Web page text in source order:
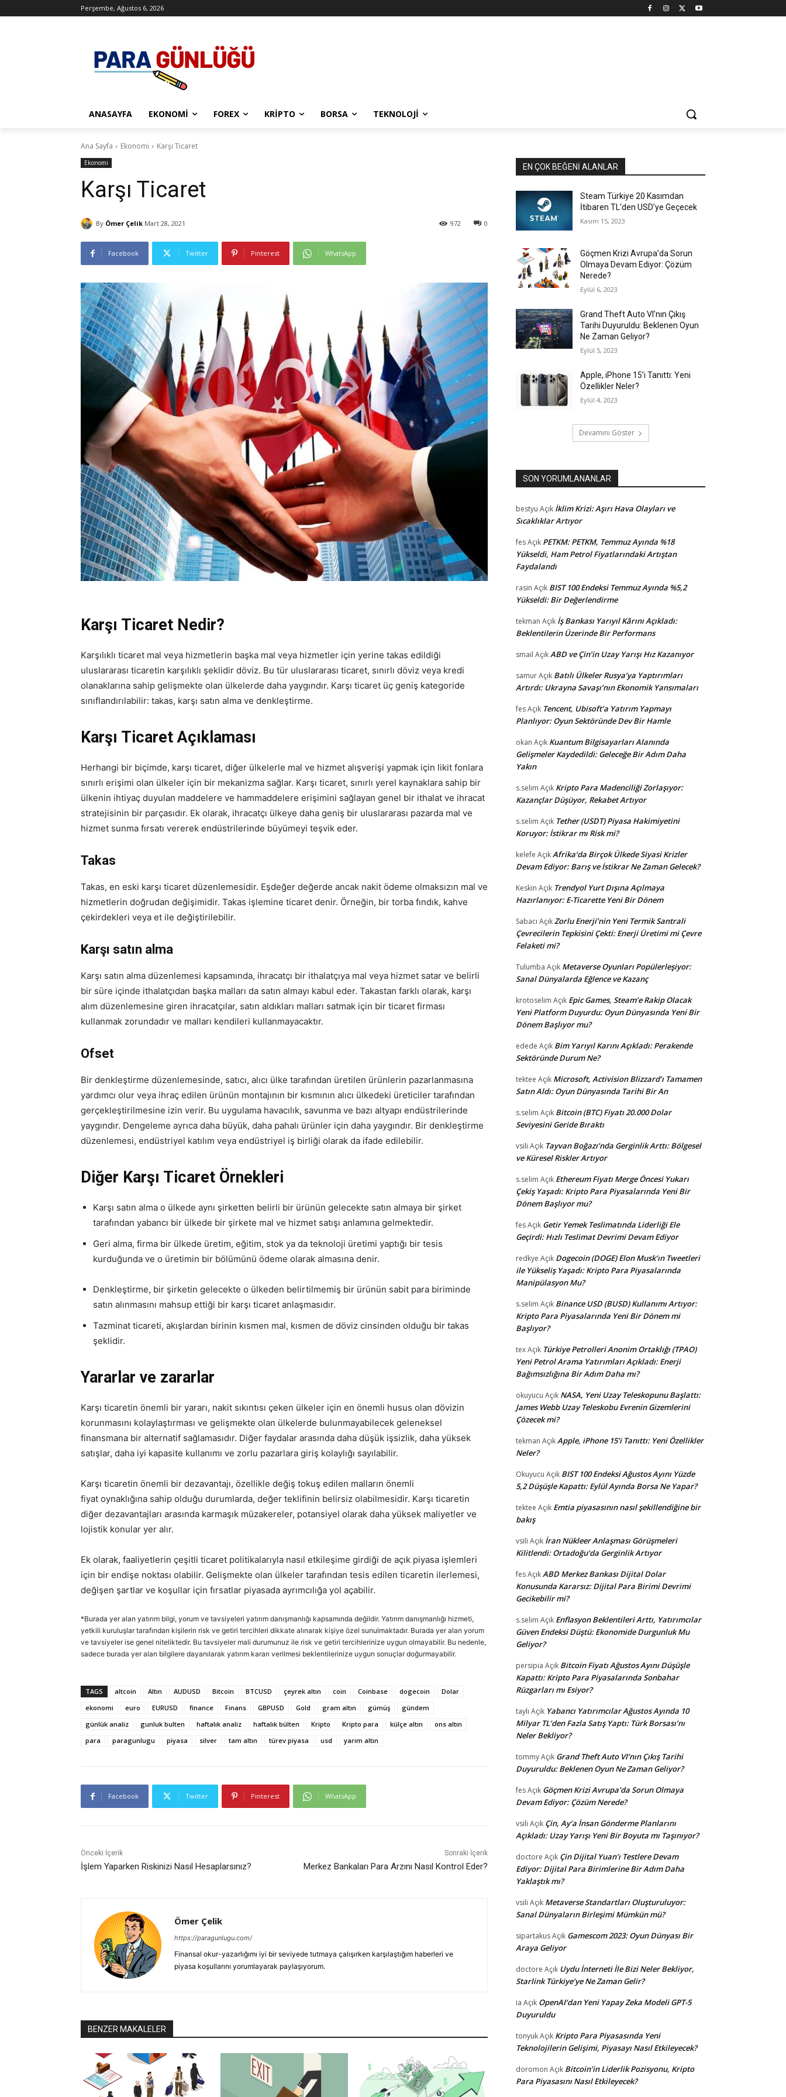
Perşembe, Ağustos 6, 2026
ANASAYFA EKONOMI FOREX KRIPTO BORSA TEKNOLOJI
Ana Sayfa Ekonomi Karşı Ticaret
Ekonomi
Karşı Ticaret
By Ömer Çelik Mart 28, 2021 0
972
Facebook Twitter Pinterest WhatsApp
Karşı Ticaret Nedir?
Karşılıklı ticaret mal veya hizmetlerin başka mal veya hizmetler için yerine takas edildiği
uluslararası ticaretin karşılıklı şeklidir döviz. Bu tür uluslararası ticaret, sınırlı döviz veya kredi
olanaklarına sahip gelişmekte olan ülkelerde daha yaygındır. Karşı ticaret üç geniş kategoride
sınıflandırılabilir: takas, karşı satın alma ve denkleştirme.
Karşı Ticaret Açıklaması
Herhangi bir biçimde, karşı ticaret, diğer ülkelerle mal ve hizmet alışverişi yapmak için likit fonlara
sınırlı erişimi olan ülkeler için bir mekanizma sağlar. Karşı ticaret, sınırlı yerel kaynaklara sahip bir
ülkenin ihtiyaç duyulan maddelere ve hammaddelere erişimini sağlayan genel bir ithalat ve ihracat
stratejisinin bir parçasıdır. Ek olarak, ihracatçı ülkeye daha geniş bir uluslararası pazarda mal ve
hizmet sunma fırsatı vererek endüstrilerinde büyümeyi teşvik eder.
Takas
Takas, en eski karşı ticaret düzenlemesidir. Eşdeğer değerde ancak nakit ödeme olmaksızın mal ve
hizmetlerin doğrudan değişimidir. Takas işlemine ticaret denir. Örneğin, bir torba fındık, kahve
çekirdekleri veya et ile değiştirilebilir.
Karşı satın alma
Karşı satın alma düzenlemesi kapsamında, ihracatçı bir ithalatçıya mal veya hizmet satar ve belirli
bir süre içinde ithalatçıdan başka malları da satın almayı kabul eder. Takastan farklı olarak, karşı
alım düzenlemesine giren ihracatçılar, satın aldıkları malları satmak için bir ticaret firması
kullanmak zorundadır ve malları kendileri kullanmayacaktır.
Ofset
Bir denkleştirme düzenlemesinde, satıcı, alıcı ülke tarafından üretilen ürünlerin pazarlanmasına
yardımcı olur veya ihraç edilen ürünün montajının bir kısmının alıcı ülkedeki üreticiler tarafından
gerçekleştirilmesine izin verir. Bu uygulama havacılık, savunma ve bazı altyapı endüstrilerinde
yaygındır. Dengeleme ayrıca daha büyük, daha pahalı ürünler için daha yaygındır. Bir denkleştirme
düzenlemesi, endüstriyel katılım veya endüstriyel iş birliği olarak da ifade edilebilir.
Diğer Karşı Ticaret Örnekleri
Karşı satın alma o ülkede aynı şirketten belirli bir ürünün gelecekte satın almaya bir şirket
tarafından yabancı bir ülkede bir şirkete mal ve hizmet satışı anlamına gelmektedir.
Geri alma, firma bir ülkede üretim, eğitim, stok ya da teknoloji üretimi yaptığı bir tesis
kurduğunda ve o üretimin bir bölümünü ödeme olarak almasına denir.
Denkleştirme, bir şirketin gelecekte o ülkeden belirtilmemiş bir ürünün sabit para biriminde
satın alınmasını mahsup ettiği bir karşı ticaret anlaşmasıdır.
Tazminat ticareti, akışlardan birinin kısmen mal, kısmen de döviz cinsinden olduğu bir takas
şeklidir.
Yararlar ve zararlar
Karşı ticaretin önemli bir yararı, nakit sıkıntısı çeken ülkeler için en önemli husus olan dövizin
korunmasını kolaylaştırması ve gelişmekte olan ülkelerde bulunmayabilecek geleneksel
finansmana bir alternatif sağlamasıdır. Diğer faydalar arasında daha düşük işsizlik, daha yüksek
satışlar, daha iyi kapasite kullanımı ve zorlu pazarlara giriş kolaylığı sayılabilir.
Karşı ticaretin önemli bir dezavantajı, özellikle değiş tokuş edilen malların önemli
fiyat oynaklığına sahip olduğu durumlarda, değer teklifinin belirsiz olabilmesidir. Karşı ticaretin
diğer dezavantajları arasında karmaşık müzakereler, potansiyel olarak daha yüksek maliyetler ve
lojistik konular yer alır.
Ek olarak, faaliyetlerin çeşitli ticaret politikalarıyla nasıl etkileşime girdiği de açık piyasa işlemleri
için bir endişe noktası olabilir. Gelişmekte olan ülkeler tarafından tesis edilen ticaretin ilerlemesi,
değişen şartlar ve koşullar için fırsatlar piyasada ayrımcılığa yol açabilir.
*Burada yer alan yatırım bilgi, yorum ve tavsiyeleri yatırım danışmanlığı kapsamında değildir. Yatırım danışmanlığı hizmeti,
yetkili kuruluşlar tarafından kişilerin risk ve getiri tercihleri dikkate alınarak kişiye özel sunulmaktadır. Burada yer alan yorum
ve tavsiyeler ise genel niteliktedir. Bu tavsiyeler mali durumunuz ile risk ve getiri tercihlerinize uygun olmayabilir. Bu nedenle,
sadece burada yer alan bilgilere dayanılarak yatırım kararı verilmesi beklentilerinize uygun sonuçlar doğurmayabilir.
TAGS altcoin Altın AUDUSD Bitcoin BTCUSD çeyrek altın coin Coinbase dogecoin
Dolar
ekonomi
euro EURUSD finance Finans GBPUSD Gold gram altın gümüş
gündem
günlük analiz
gunluk bulten haftalık analiz haftalık bülten Kripto Kripto para külçe altın
ons altın
para
paragunlugu piyasa silver tam altın türev piyasa usd yarım altın
Facebook Twitter Pinterest WhatsApp
Önceki İçerik
İşlem Yaparken Riskinizi Nasıl Hesaplarsınız?
Sonraki İçerik
Merkez Bankaları Para Arzını Nasıl Kontrol Eder?
Ömer Çelik
https://paragunlugu.com/
Finansal okur-yazarlığımı iyi bir seviyede tutmaya çalışırken karşılaştığım haberleri ve
piyasa koşullarını yorumlayarak paylaşıyorum.
BENZER MAKALELER
EN ÇOK BEĞENI ALANLAR
Steam Türkiye 20 Kasımdan
İtibaren TL’den USD’ye Geçecek
Kasım 15, 2023
Göçmen Krizi Avrupa’da Sorun
Olmaya Devam Ediyor: Çözüm
Nerede?
Eylül 6, 2023
Grand Theft Auto VI’nın Çıkış
Tarihi Duyuruldu: Beklenen Oyun
Ne Zaman Geliyor?
Eylül 5, 2023
Apple, iPhone 15’i Tanıttı: Yeni
Özellikler Neler?
Eylül 4, 2023
Devamını Göster
SON YORUMLANANLAR
bestyu Açık İklim Krizi: Aşırı Hava Olayları ve
Sıcaklıklar Artıyor
fesAçık PETKM: PETKM, Temmuz Ayında %18
Yükseldi, Ham Petrol Fiyatlarındaki Artıştan
Faydalandı
rasin Açık BIST 100 Endeksi Temmuz Ayında %5,2
Yükseldi: Bir Değerlendirme
tekman Açık İş Bankası Yarıyıl Kârını Açıkladı:
Beklentilerin Üzerinde Bir Performans
smail AçıkABD ve Çin’in Uzay Yarışı Hız Kazanıyor
samurAçık Batılı Ülkeler Rusya’ya Yaptırımları
Artırdı: Ukrayna Savaşı’nın Ekonomik Yansımaları
fesAçık Tencent, Ubisoft’a Yatırım Yapmayı
Planlıyor: Oyun Sektöründe Dev Bir Hamle
okan Açık Kuantum Bilgisayarları Alanında
Gelişmeler Kaydedildi: Geleceğe Bir Adım Daha
Yakın
s.selim Açık Kripto Para Madenciliği Zorlaşıyor:
Kazançlar Düşüyor, Rekabet Artıyor
s.selim Açık Tether (USDT) Piyasa Hakimiyetini
Koruyor: İstikrar mı Risk mi?
kelefe AçıkAfrika’da Birçok Ülkede Siyasi Krizler
Devam Ediyor: Barış ve İstikrar Ne Zaman Gelecek?
Keskin Açık Trendyol Yurt Dışına Açılmaya
Hazırlanıyor: E-Ticarette Yeni Bir Dönem
Sabacı AçıkZorlu Enerji’nin Yeni Termik Santrali
Çevrecilerin Tepkisini Çekti: Enerji Üretimi mi Çevre
Felaketi mi?
Tulumba Açık Metaverse Oyunları Popülerleşiyor:
Sanal Dünyalarda Eğlence ve Kazanç
krotoselim Açık Epic Games, Steam’e Rakip Olacak
Yeni Platform Duyurdu: Oyun Dünyasında Yeni Bir
Dönem Başlıyor mu?
edede Açık Bim Yarıyıl Karını Açıkladı: Perakende
Sektöründe Durum Ne?
tektee Açık Microsoft, Activision Blizzard’ı Tamamen
Satın Aldı: Oyun Dünyasında Tarihi Bir An
s.selim Açık Bitcoin (BTC) Fiyatı 20.000 Dolar
Seviyesini Geride Bıraktı
vsili Açık Tayvan Boğazı’nda Gerginlik Arttı: Bölgesel
ve Küresel Riskler Artıyor
s.selim Açık Ethereum Fiyatı Merge Öncesi Yukarı
Çekiş Yaşadı: Kripto Para Piyasalarında Yeni Bir
Dönem Başlıyor mu?
fesAçık Getir Yemek Teslimatında Liderliği Ele
Geçirdi: Hızlı Teslimat Devrimi Devam Ediyor
redkye Açık Dogecoin (DOGE) Elon Musk’ın Tweetleri
ile Yükseliş Yaşadı: Kripto Para Piyasalarında
Manipülasyon Mu?
s.selim Açık Binance USD (BUSD) Kullanımı Artıyor:
Kripto Para Piyasalarında Yeni Bir Dönem mi
Başlıyor?
texAçık Türkiye Petrolleri Anonim Ortaklığı (TPAO)
Yeni Petrol Arama Yatırımları Açıkladı: Enerji
Bağımsızlığına Bir Adım Daha mı?
okuyucu Açık NASA, Yeni Uzay Teleskopunu Başlattı:
James Webb Uzay Teleskobu Evrenin Gizemlerini
Çözecek mi?
tekman AçıkApple, iPhone 15’i Tanıttı: Yeni Özellikler
Neler?
Okuyucu Açık BIST 100 Endeksi Ağustos Ayını Yüzde
5,2 Düşüşle Kapattı: Eylül Ayında Borsa Ne Yapar?
tektee Açık Emtia piyasasının nasıl şekillendiğine bir
bakış
vsili Açık İran Nükleer Anlaşması Görüşmeleri
Kilitlendi: Ortadoğu’da Gerginlik Artıyor
fesAçıkABD Merkez Bankası Dijital Dolar
Konusunda Kararsız: Dijital Para Birimi Devrimi
Gecikebilir mi?
s.selim Açık Enflasyon Beklentileri Arttı, Yatırımcılar
Güven Endeksi Düştü: Ekonomide Durgunluk Mu
Geliyor?
persipia Açık Bitcoin Fiyatı Ağustos Ayını Düşüşle
Kapattı: Kripto Para Piyasalarında Sonbahar
Rüzgarları mı Esiyor?
taylı Açık Yabancı Yatırımcılar Ağustos Ayında 10
Milyar TL’den Fazla Satış Yaptı: Türk Borsası’nı
Neler Bekliyor?
tommyAçık Grand Theft Auto VI’nın Çıkış Tarihi
Duyuruldu: Beklenen Oyun Ne Zaman Geliyor?
fesAçık Göçmen Krizi Avrupa’da Sorun Olmaya
Devam Ediyor: Çözüm Nerede?
vsili Açık Çin, Ay’a İnsan Gönderme Planlarını
Açıkladı: Uzay Yarışı Yeni Bir Boyuta mı Taşınıyor?
doctore Açık Çin Dijital Yuan’ı Testlere Devam
Ediyor: Dijital Para Birimlerine Bir Adım Daha
Yaklaştık mı?
vsili Açık Metaverse Standartları Oluşturuluyor:
Sanal Dünyaların Birleşimi Mümkün mü?
sipartakusAçık Gamescom 2023: Oyun Dünyası Bir
Araya Geliyor
doctore Açık Uydu İnterneti İle Bizi Neler Bekliyor,
Starlink Türkiye’ye Ne Zaman Gelir?
ia Açık OpenAI’dan Yeni Yapay Zeka Modeli GPT-5
Duyuruldu
tonyukAçık Kripto Para Piyasasında Yeni
Teknolojilerin Gelişimi, Piyasayı Nasıl Etkileyecek?
doromon Açık Bitcoin’in Liderlik Pozisyonu, Kripto
Para Piyasasını Nasıl Etkileyecek?